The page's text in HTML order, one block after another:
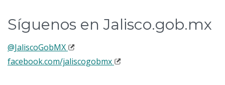
Síguenos en Jalisco.gob.mx
@JaliscoGobMX (Abre
en
facebook.com/jaliscogobmx (Abre